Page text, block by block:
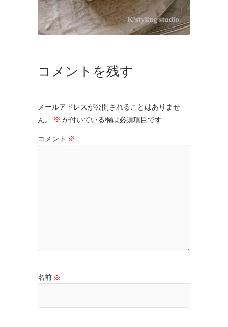
コメントを残す
メールアドレスが公開されることはありませ
ん。
※ が付いている欄は必須項目です
コメント ※
名前 ※